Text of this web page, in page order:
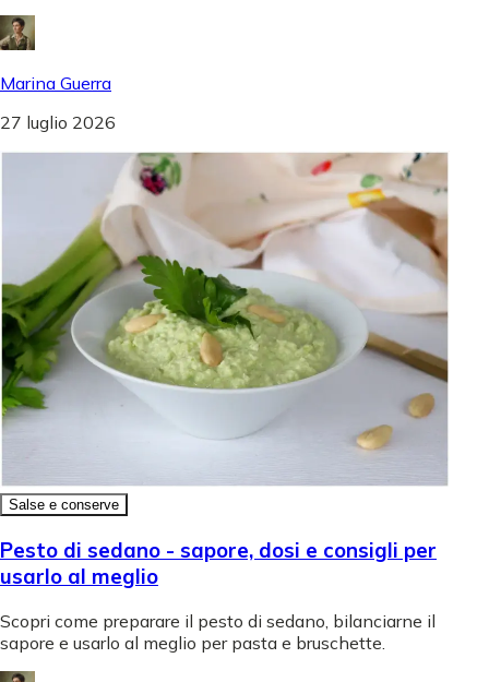
Marina Guerra
27 luglio 2026
Salse e conserve
Pesto di sedano - sapore, dosi e consigli per
usarlo al meglio
Scopri come preparare il pesto di sedano, bilanciarne il
sapore e usarlo al meglio per pasta e bruschette.